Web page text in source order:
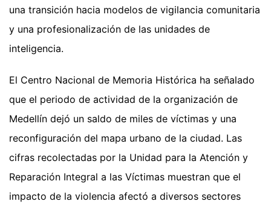
una transición hacia modelos de vigilancia comunitaria
y una profesionalización de las unidades de
inteligencia.
El Centro Nacional de Memoria Histórica ha señalado
que el periodo de actividad de la organización de
Medellín dejó un saldo de miles de víctimas y una
reconfiguración del mapa urbano de la ciudad. Las
cifras recolectadas por la Unidad para la Atención y
Reparación Integral a las Víctimas muestran que el
impacto de la violencia afectó a diversos sectores